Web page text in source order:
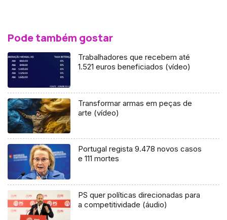
Pode também gostar
Trabalhadores que recebem até
1.521 euros beneficiados (vídeo)
Transformar armas em peças de
arte (vídeo)
Portugal regista 9.478 novos casos
e 111 mortes
PS quer políticas direcionadas para
a competitividade (áudio)